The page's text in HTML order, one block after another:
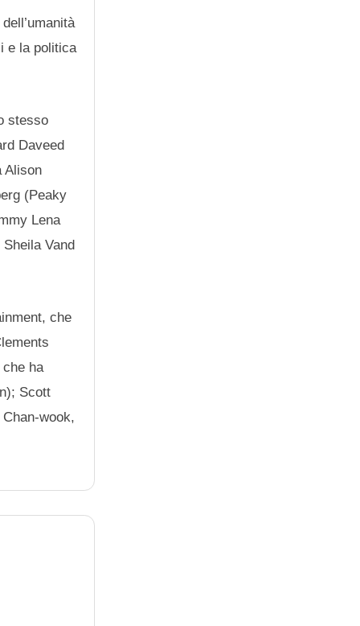
e la politica
stesso
Daveed
Alison
(Peaky
Lena
Vand
che
ha
Scott
wook,